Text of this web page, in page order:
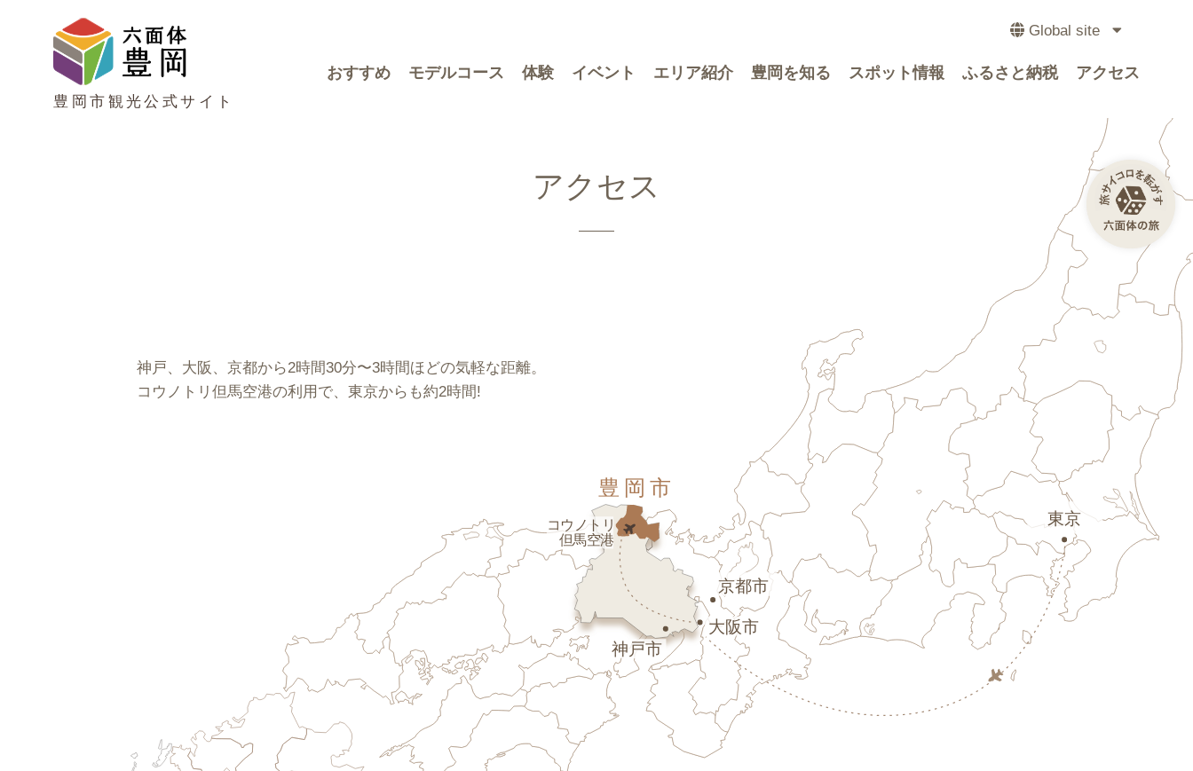
豊岡市観光公式サイト
Global site
おすすめ モデルコース 体験 イベント エリア紹介 豊岡を知る スポット情報 ふるさと納税 アクセス
アクセス
神戸、大阪、京都から2時間30分〜3時間ほどの気軽な距離。
コウノトリ但馬空港の利用で、東京からも約2時間!